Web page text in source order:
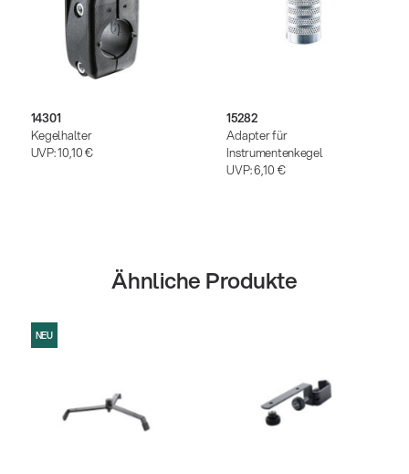
14301
Kegelhalter
UVP:10,10 €
15282
Adapter für
Instrumentenkegel
UVP:6,10 €
Ähnliche Produkte
NEU